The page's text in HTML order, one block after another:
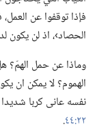
فإذا توقفوا عن
الحصاد›،‏ اذ لن يكون
وماذا عن حمل الهمّ؟‏
الهموم؟‏ لا يمكن ان
نفسه عانى كربا
٢٢:‏٤٤
‏.‏